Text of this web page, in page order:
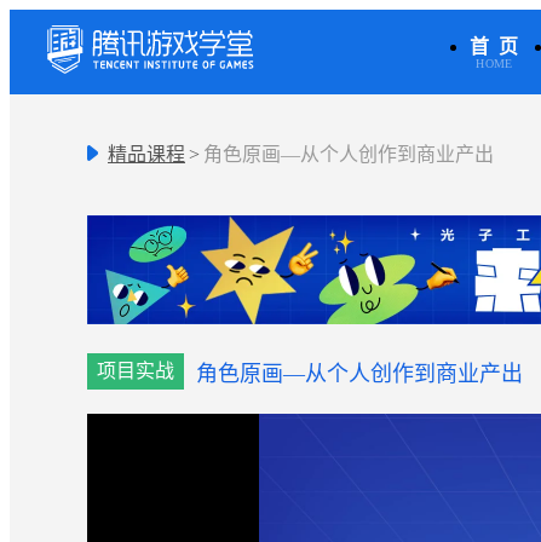
首 页
HOME
精品课程 > 角色原画—从个人创作到商业产出
项目实战 角色原画—从个人创作到商业产出